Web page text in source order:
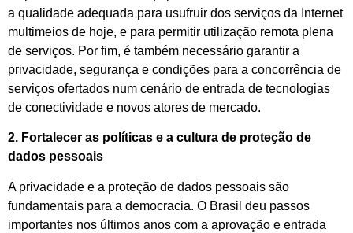
a qualidade adequada para usufruir dos serviços da Internet
multimeios de hoje, e para permitir utilização remota plena
de serviços. Por fim, é também necessário garantir a
privacidade, segurança e condições para a concorrência de
serviços ofertados num cenário de entrada de tecnologias
de conectividade e novos atores de mercado.
2. Fortalecer as políticas e a cultura de proteção de
dados pessoais
A privacidade e a proteção de dados pessoais são
fundamentais para a democracia. O Brasil deu passos
importantes nos últimos anos com a aprovação e entrada